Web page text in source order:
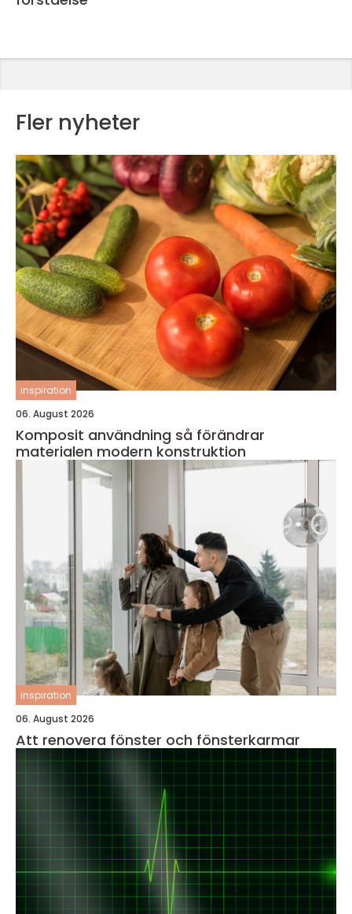
Fler nyheter
inspiration
06. August 2026
Komposit användning så förändrar
materialen modern konstruktion
inspiration
06. August 2026
Att renovera fönster och fönsterkarmar